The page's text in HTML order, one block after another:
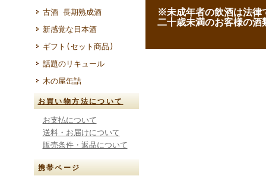
古酒 長期熟成酒
新感覚な日本酒
ギフト(セット商品)
話題のリキュール
木の屋缶詰
お買い物方法について
お支払について
送料・お届けについて
販売条件・返品について
携帯ページ
※未成年者の飲酒は法律
二十歳未満のお客様の酒